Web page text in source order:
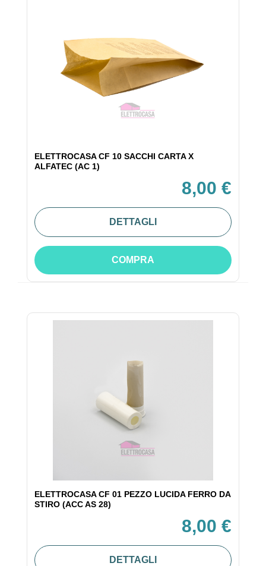
ELETTROCASA CF 10 SACCHI CARTA X
ALFATEC (AC 1)
8,00 €
DETTAGLI
COMPRA
ELETTROCASA CF 01 PEZZO LUCIDA FERRO DA
STIRO (ACC AS 28)
8,00 €
DETTAGLI